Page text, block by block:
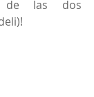
de las dos